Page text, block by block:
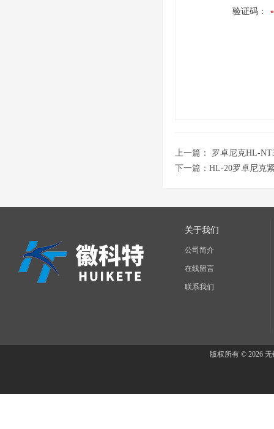
验证码：
上一篇： 罗卓尼克HL-
下一篇： HL-20罗卓尼克
关于我们
公司简介
在线留言
联系我们
版权所有 © 2026